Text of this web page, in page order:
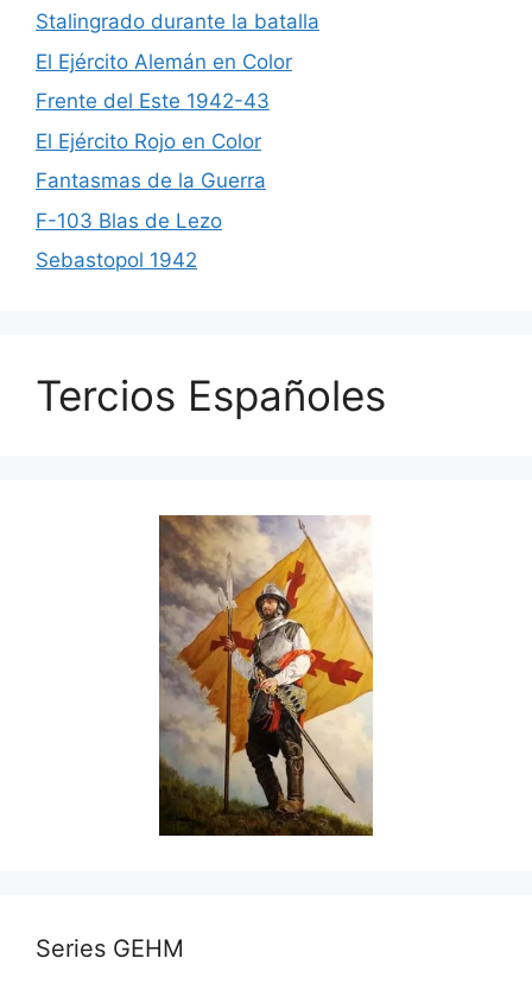
Stalingrado durante la batalla
El Ejército Alemán en Color
Frente del Este 1942-43
El Ejército Rojo en Color
Fantasmas de la Guerra
F-103 Blas de Lezo
Sebastopol 1942
Tercios Españoles
Series GEHM